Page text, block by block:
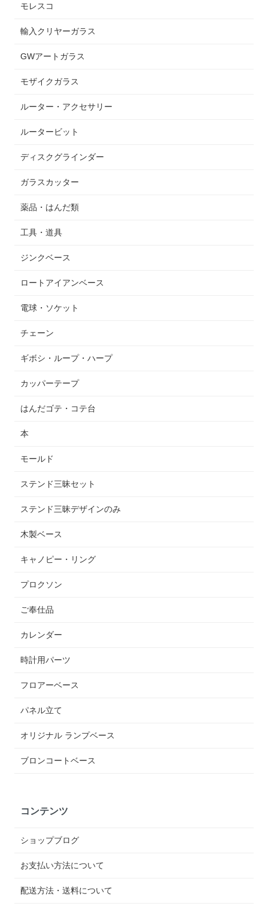
モレスコ
輸入クリヤーガラス
GWアートガラス
モザイクガラス
ルーター・アクセサリー
ルータービット
ディスクグラインダー
ガラスカッター
薬品・はんだ類
工具・道具
ジンクベース
ロートアイアンベース
電球・ソケット
チェーン
ギボシ・ループ・ハープ
カッパーテープ
はんだゴテ・コテ台
本
モールド
ステンド三昧セット
ステンド三昧デザインのみ
木製ベース
キャノピー・リング
プロクソン
ご奉仕品
カレンダー
時計用パーツ
フロアーベース
パネル立て
オリジナル ランプベース
ブロンコートベース
コンテンツ
ショップブログ
お支払い方法について
配送方法・送料について